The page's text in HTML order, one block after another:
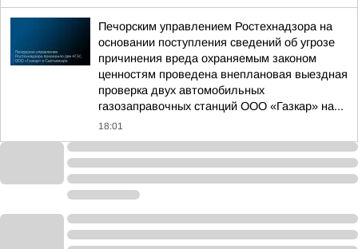
Печорским управлением Ростехнадзора на
основании поступления сведений об угрозе
причинения вреда охраняемым законом
ценностям проведена внеплановая выездная
проверка двух автомобильных
газозаправочных станций ООО «Газкар» на...
18:01